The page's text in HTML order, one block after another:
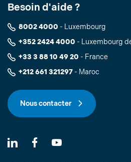
Besoin d'aide ?
8002 4000 - Luxembourg
+352 2424 4000 - Luxembourg
+33 3 88 10 49 20 - France
+212 661 321297 - Maroc
Nous contacter